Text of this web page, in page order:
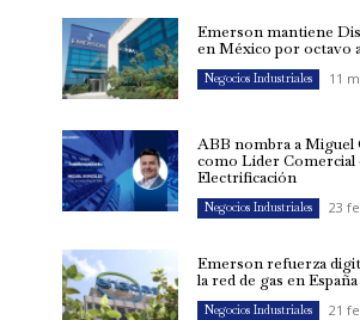
Emerson mantiene
en México por octavo
Negocios Industriales 11
ABB nombra a Miguel
como Líder Comercial
Electrificación
Negocios Industriales 23
Emerson refuerza
la red de gas en
Negocios Industriales 21